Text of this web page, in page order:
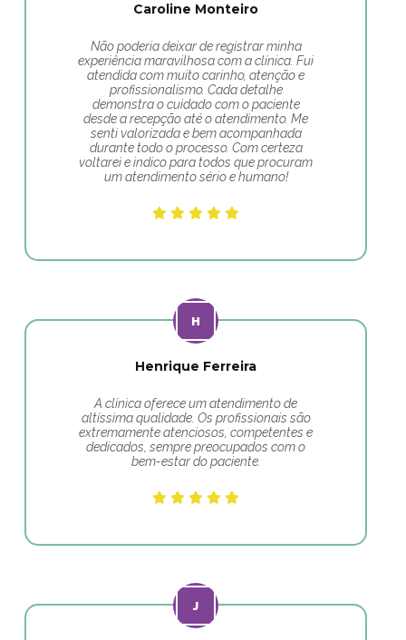
Caroline Monteiro
Não poderia deixar de registrar minha
experiência maravilhosa com a clínica. Fui
atendida com muito carinho, atenção e
profissionalismo. Cada detalhe
demonstra o cuidado com o paciente
desde a recepção até o atendimento. Me
senti valorizada e bem acompanhada
durante todo o processo. Com certeza
voltarei e indico para todos que procuram
um atendimento sério e humano!
Henrique Ferreira
A clínica oferece um atendimento de
altíssima qualidade. Os profissionais são
extremamente atenciosos, competentes e
dedicados, sempre preocupados com o
bem-estar do paciente.